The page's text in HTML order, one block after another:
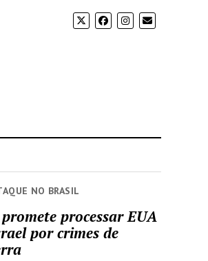
NO BRASIL
processar EUA
por crimes de